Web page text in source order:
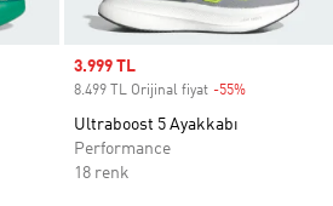
Sale price
3.999 TL
8.499 TL Orijinal fiyat -55%
Ultraboost 5 Ayakkabı
Performance
18 renk